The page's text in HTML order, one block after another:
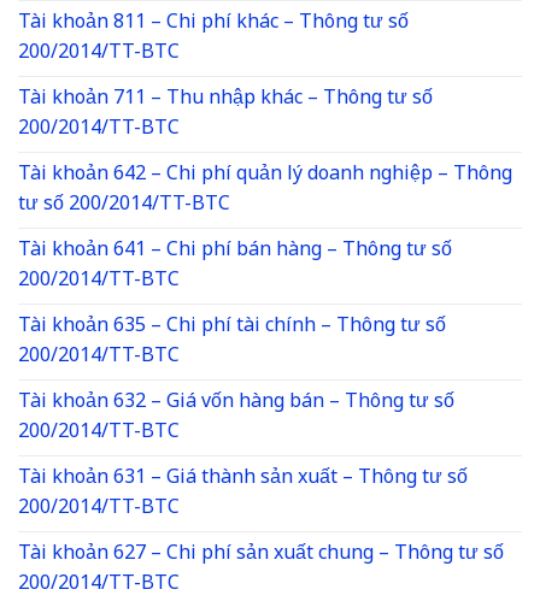
Tài khoản 811 – Chi phí khác – Thông tư số
200/2014/TT-BTC
Tài khoản 711 – Thu nhập khác – Thông tư số
200/2014/TT-BTC
Tài khoản 642 – Chi phí quản lý doanh nghiệp – Thông
tư số 200/2014/TT-BTC
Tài khoản 641 – Chi phí bán hàng – Thông tư số
200/2014/TT-BTC
Tài khoản 635 – Chi phí tài chính – Thông tư số
200/2014/TT-BTC
Tài khoản 632 – Giá vốn hàng bán – Thông tư số
200/2014/TT-BTC
Tài khoản 631 – Giá thành sản xuất – Thông tư số
200/2014/TT-BTC
Tài khoản 627 – Chi phí sản xuất chung – Thông tư số
200/2014/TT-BTC